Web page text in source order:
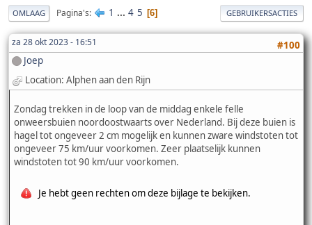
OMLAAG Pagina's 1 ... 4 5 6 GEBRUIKERSACTIES
za 28 okt 2023 - 16:51
#100
Joep
Location: Alphen aan den Rijn
Zondag trekken in de loop van de middag enkele felle
onweersbuien noordoostwaarts over Nederland. Bij deze buien is
hagel tot ongeveer 2 cm mogelijk en kunnen zware windstoten tot
ongeveer 75 km/uur voorkomen. Zeer plaatselijk kunnen
windstoten tot 90 km/uur voorkomen.
Je hebt geen rechten om deze bijlage te bekijken.